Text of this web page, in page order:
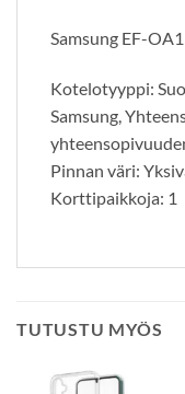
Samsung EF-
Kotelotyyppi:
Samsung,
Pinnan väri:
Korttipaikkoja: 1
TUTUSTU MYÖS